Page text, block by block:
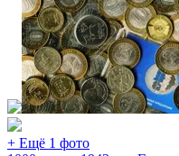
+ Ещё 1 фото